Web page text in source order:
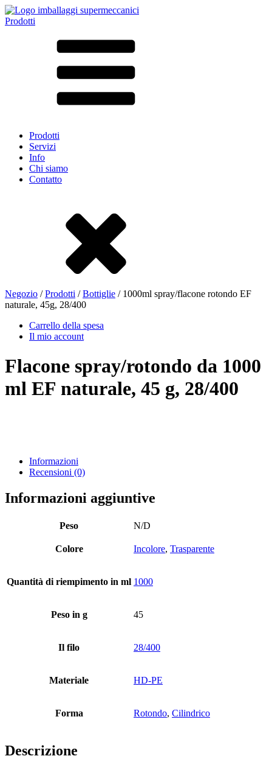
Prodotti
Secondo il materiale
LD-PE
Metallo
Borsa e Bag-in-Box
Prodotti chimici(267)
Lattine(73)
Nebulizzatore fine(8)
Bottiglie (519)
Contenitore
Prodotti
Servizi
Info
Chi siamo
Contatto
Negozio /Prodotti /Bottiglie / 1000ml spray/flacone rotondo EF
naturale, 45g, 28/400
Carrello della spesa
Il mio account
Flacone spray/rotondo da 1000
ml EF naturale, 45 g, 28/400
Informazioni
Recensioni (0)
Informazioni aggiuntive
Peso N/D
Colore Incolore, Trasparente
Quantità di riempimento in ml 1000
Peso in g 45
Il filo 28/400
Materiale HD-PE
Forma Rotondo, Cilindrico
Descrizione